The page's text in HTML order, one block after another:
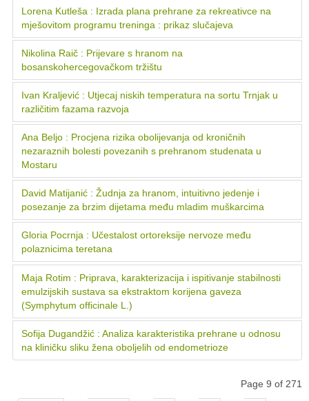
Lorena Kutleša : Izrada plana prehrane za rekreativce na
mješovitom programu treninga : prikaz slučajeva
Nikolina Raič : Prijevare s hranom na
bosanskohercegovačkom tržištu
Ivan Kraljević : Utjecaj niskih temperatura na sortu Trnjak u
različitim fazama razvoja
Ana Beljo : Procjena rizika obolijevanja od kroničnih
nezaraznih bolesti povezanih s prehranom studenata u
Mostaru
David Matijanić : Žudnja za hranom, intuitivno jedenje i
posezanje za brzim dijetama među mladim muškarcima
Gloria Pocrnja : Učestalost ortoreksije nervoze među
polaznicima teretana
Maja Rotim : Priprava, karakterizacija i ispitivanje stabilnosti
emulzijskih sustava sa ekstraktom korijena gaveza
(Symphytum officinale L.)
Sofija Dugandžić : Analiza karakteristika prehrane u odnosu
na kliničku sliku žena oboljelih od endometrioze
Page 9 of 271